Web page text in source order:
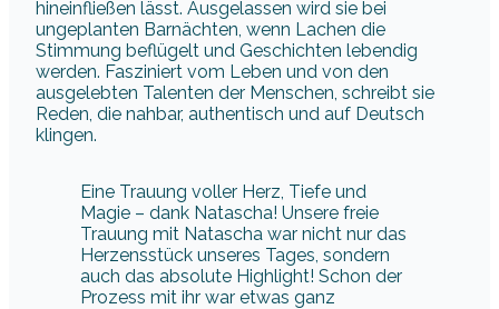
hineinfließen lässt. Ausgelassen wird sie bei
ungeplanten Barnächten, wenn Lachen die
Stimmung beflügelt und Geschichten lebendig
werden. Fasziniert vom Leben und von den
ausgelebten Talenten der Menschen, schreibt sie
Reden, die nahbar, authentisch und auf Deutsch
klingen.
Eine Trauung voller Herz, Tiefe und
Magie – dank Natascha! Unsere freie
Trauung mit Natascha war nicht nur das
Herzensstück unseres Tages, sondern
auch das absolute Highlight! Schon der
Prozess mit ihr war etwas ganz